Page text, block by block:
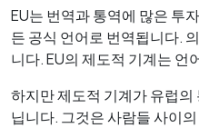
EU는 번역과 통역에 많은 투
든 공식 언어로 번역됩니다.
니다. EU의 제도적 기계는 언
하지만 제도적 기계가 유럽
닙니다. 그것은 사람들 사이